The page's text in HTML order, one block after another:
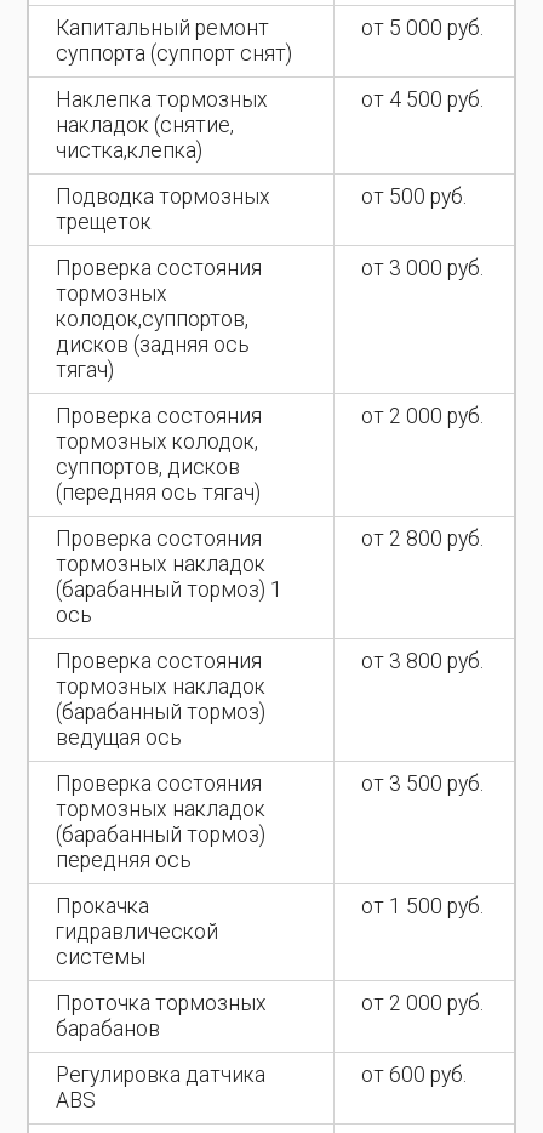
Капитальный ремонт
суппорта (суппорт снят)
от 5 000 руб.
Наклепка тормозных
накладок (снятие,
чистка,клепка)
от 4 500 руб.
Подводка тормозных
трещеток
от 500 руб.
Проверка состояния
тормозных
колодок,суппортов,
дисков (задняя ось
тягач)
от 3 000 руб.
Проверка состояния
тормозных колодок,
суппортов, дисков
(передняя ось тягач)
от 2 000 руб.
Проверка состояния
тормозных накладок
(барабанный тормоз) 1
ось
от 2 800 руб.
Проверка состояния
тормозных накладок
(барабанный тормоз)
ведущая ось
от 3 800 руб.
Проверка состояния
тормозных накладок
(барабанный тормоз)
передняя ось
от 3 500 руб.
Прокачка
гидравлической
системы
от 1 500 руб.
Проточка тормозных
барабанов
от 2 000 руб.
Регулировка датчика
ABS
от 600 руб.